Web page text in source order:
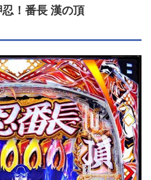
忍！番長 漢の頂